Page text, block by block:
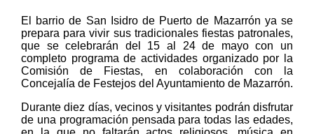
El barrio de San Isidro de Puerto de Mazarrón ya se
prepara para vivir sus tradicionales fiestas patronales,
que se celebrarán del 15 al 24 de mayo con un
completo programa de actividades organizado por la
Comisión de Fiestas, en colaboración con la
Concejalía de Festejos del Ayuntamiento de Mazarrón.
Durante diez días, vecinos y visitantes podrán disfrutar
de una programación pensada para todas las edades,